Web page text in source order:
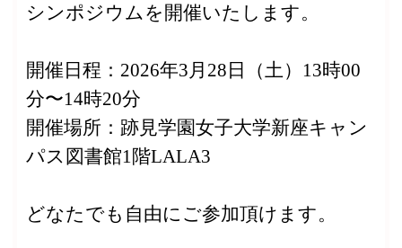
シンポジウムを開催いたします。
開催日程：2026年3月28日（土）13時00
分〜14時20分
開催場所：跡見学園女子大学新座キャン
パス図書館1階LALA3
どなたでも自由にご参加頂けます。